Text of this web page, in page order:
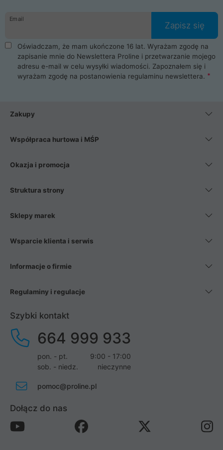
danych osobowych. Dlatego zakup notebooka albo laptopa w
ProLine to czysta przyjemność i pełne bezpieczeństwo.
Zaopatrzysz się u nas w akcesoria i części komputerowe
takie jak procesory, karty graficzne, płyty główne, pamięci,
dyski SSD, M.2 oraz HDD. Nasi pracownicy pomogą Ci wybrać
najlepszy zasilacz komputerowy oraz obudowę do komputera.
Poza komputerami mamy również najlepsze na rynku
Smartfony takich producentów jak Xiaomi, Apple, Samsung i
wentylatory. Na koniec mając już to wszystko, możesz
Email
Zapisz się
Oświadczam, że mam ukończone 16 lat. Wyrażam zgodę na
zapisanie mnie do Newslettera Proline i przetwarzanie mojego
adresu e-mail w celu wysyłki wiadomości. Zapoznałem się i
wyrażam zgodę na postanowienia regulaminu newslettera.
Zakupy
Współpraca hurtowa i MŚP
Okazja i promocja
Struktura strony
Sklepy marek
Wsparcie klienta i serwis
Informacje o firmie
Regulaminy i regulacje
Szybki kontakt
664 999 933
pon. - pt.
9:00 - 17:00
sob. - niedz.
nieczynne
pomoc@proline.pl
Dołącz do nas